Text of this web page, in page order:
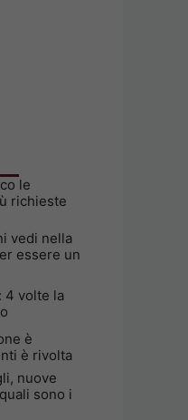
le
richieste
vedi nella
essere un
4 volte la
è
è rivolta
nuove
sono i